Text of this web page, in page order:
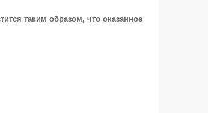
таким образом, что оказанное